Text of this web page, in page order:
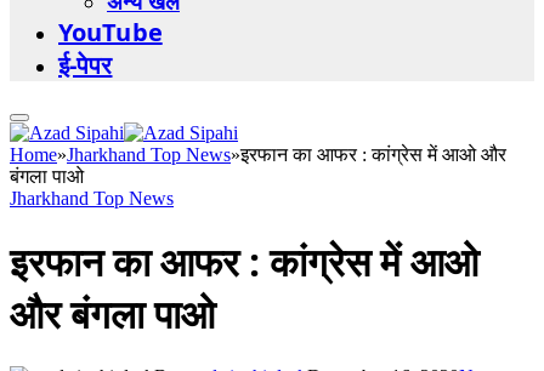
YouTube
ई-पेपर
Home»Jharkhand Top News»इरफान का आफर : कांग्रेस में आओ और
बंगला पाओ
Jharkhand Top News
इरफान का आफर : कांग्रेस में आओ
और बंगला पाओ